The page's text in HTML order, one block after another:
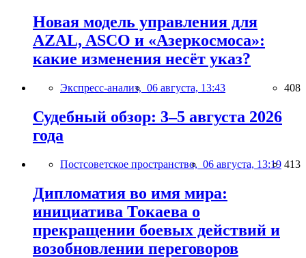
Новая модель управления для
AZAL, ASCO и «Азеркосмоса»:
какие изменения несёт указ?
Экспресс-анализ, 06 августа, 13:43 408
Судебный обзор: 3–5 августа 2026
года
Постсоветское пространство, 06 августа, 13:19 413
Дипломатия во имя мира:
инициатива Токаева о
прекращении боевых действий и
возобновлении переговоров